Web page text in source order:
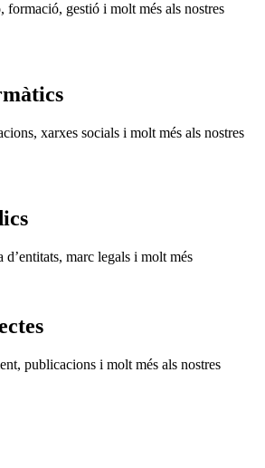
formació, gestió i molt més als nostres
xarxes socials i molt més als nostres
marc legals i molt més
publicacions i molt més als nostres